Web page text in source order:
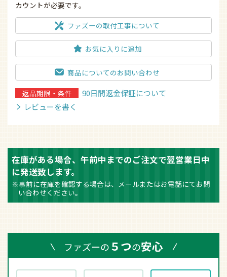
カウントが必要です。
ファズーの取付工事について
お気に入りに追加
商品についてのお問い合わせ
返品期限・条件
90日間返金保証について
レビューを書く
在庫がある場合、午前中までのご注文で翌営業日中
に発送致します。
※事前に在庫を確認する場合は、メールまたはお電話にてお問
い合わせください。
ファズーの５つの安心